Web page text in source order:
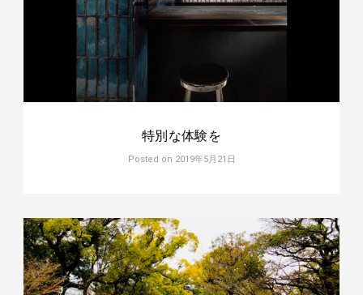
特別な体験を
Posted on 2019年5月21日